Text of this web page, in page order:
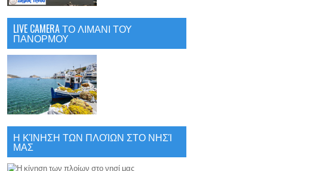
LIVE CAMERA ΤΟ ΛΙΜΑΝΙ ΤΟΥ
ΠΑΝΟΡΜΟΥ
Η ΚΊΝΗΣΗ ΤΩΝ ΠΛΟΊΩΝ ΣΤΟ ΝΗΣΊ
ΜΑΣ